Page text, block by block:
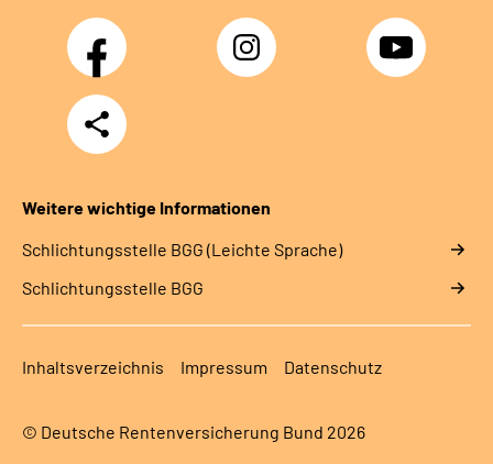
Facebook Instagram YouTube
Teilen
Weitere wichtige Informationen
Schlich­tungs­stel­le BGG (Leichte Sprache)
Schlich­tungs­stel­le BGG
Inhaltsverzeichnis Impressum Datenschutz
© Deutsche Rentenversicherung Bund 2026